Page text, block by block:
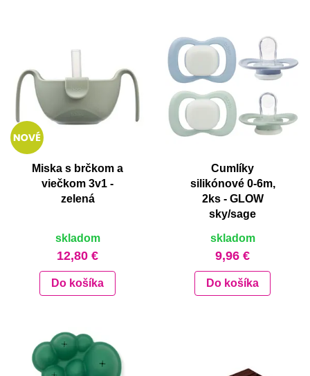
Miska s brčkom a
viečkom 3v1 -
zelená
skladom
12,80 €
Do košíka
Cumlíky
silikónové 0-6m,
2ks - GLOW
sky/sage
skladom
9,96 €
Do košíka